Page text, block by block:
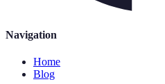
Navigation
Home
Blog